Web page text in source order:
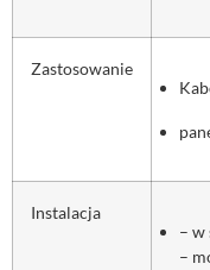
Zastosowanie
Instalacja
– w
–